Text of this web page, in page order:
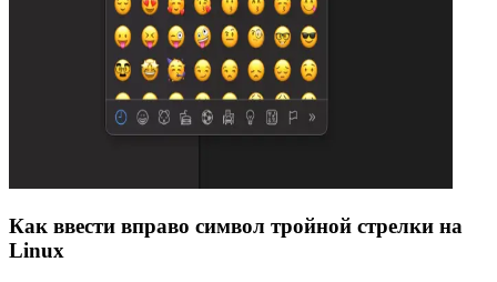
Как ввести вправо символ тройной стрелки на
Linux